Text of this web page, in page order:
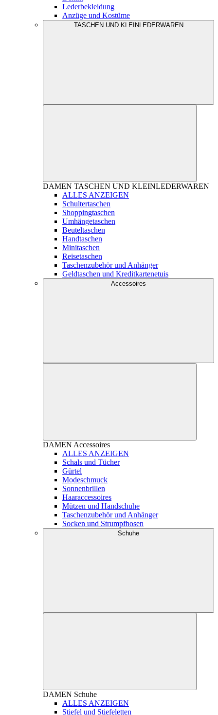
Lederbekleidung
Anzüge und Kostüme
TASCHEN UND KLEINLEDERWAREN
DAMEN TASCHEN UND KLEINLEDERWAREN
ALLES ANZEIGEN
Schultertaschen
Shoppingtaschen
Umhängetaschen
Beuteltaschen
Handtaschen
Minitaschen
Reisetaschen
Taschenzubehör und Anhänger
Geldtaschen und Kreditkartenetuis
Accessoires
DAMEN Accessoires
ALLES ANZEIGEN
Schals und Tücher
Gürtel
Modeschmuck
Sonnenbrillen
Haaraccessoires
Mützen und Handschuhe
Taschenzubehör und Anhänger
Socken und Strumpfhosen
Schuhe
DAMEN Schuhe
ALLES ANZEIGEN
Stiefel und Stiefeletten